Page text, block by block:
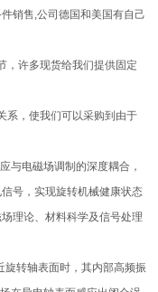
销售,公司德国和美国有自己
，许多现货给我们提供固定
系，使我们可以采购到由于
与电磁场调制的深度耦合，
号，实现旋转机械健康状态
理论、材料科学及信号处理
转轴表面时，其内部高频振